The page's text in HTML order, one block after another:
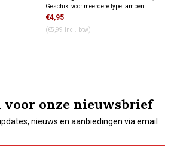
Geschikt voor meerdere type lampen
waaronder Valo.
€4,95
(€5,99 Incl. btw)
voor onze nieuwsbrief
nieuws en aanbiedingen via email